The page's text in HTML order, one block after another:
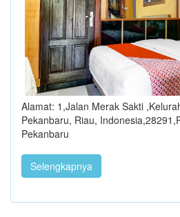
Alamat: 1,Jalan Merak Sakti
Pekanbaru, Riau,
Pekanbaru
Selengkapnya